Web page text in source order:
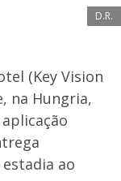
D.R.
(Key Vision
na Hungria,
ao